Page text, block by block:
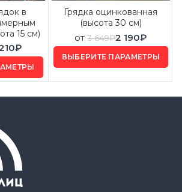
в
15 см)
₽
Грядка оцинкованная
(высота 30 см)
от 3 649₽2 190₽
ВЫБЕРИТЕ ПАРАМЕТРЫ